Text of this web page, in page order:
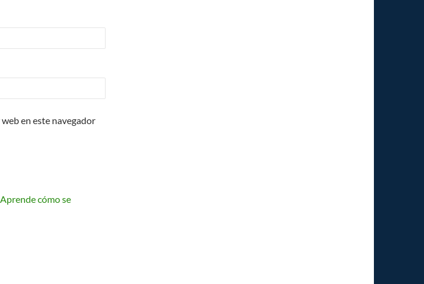
en este navegador
Aprende cómo se